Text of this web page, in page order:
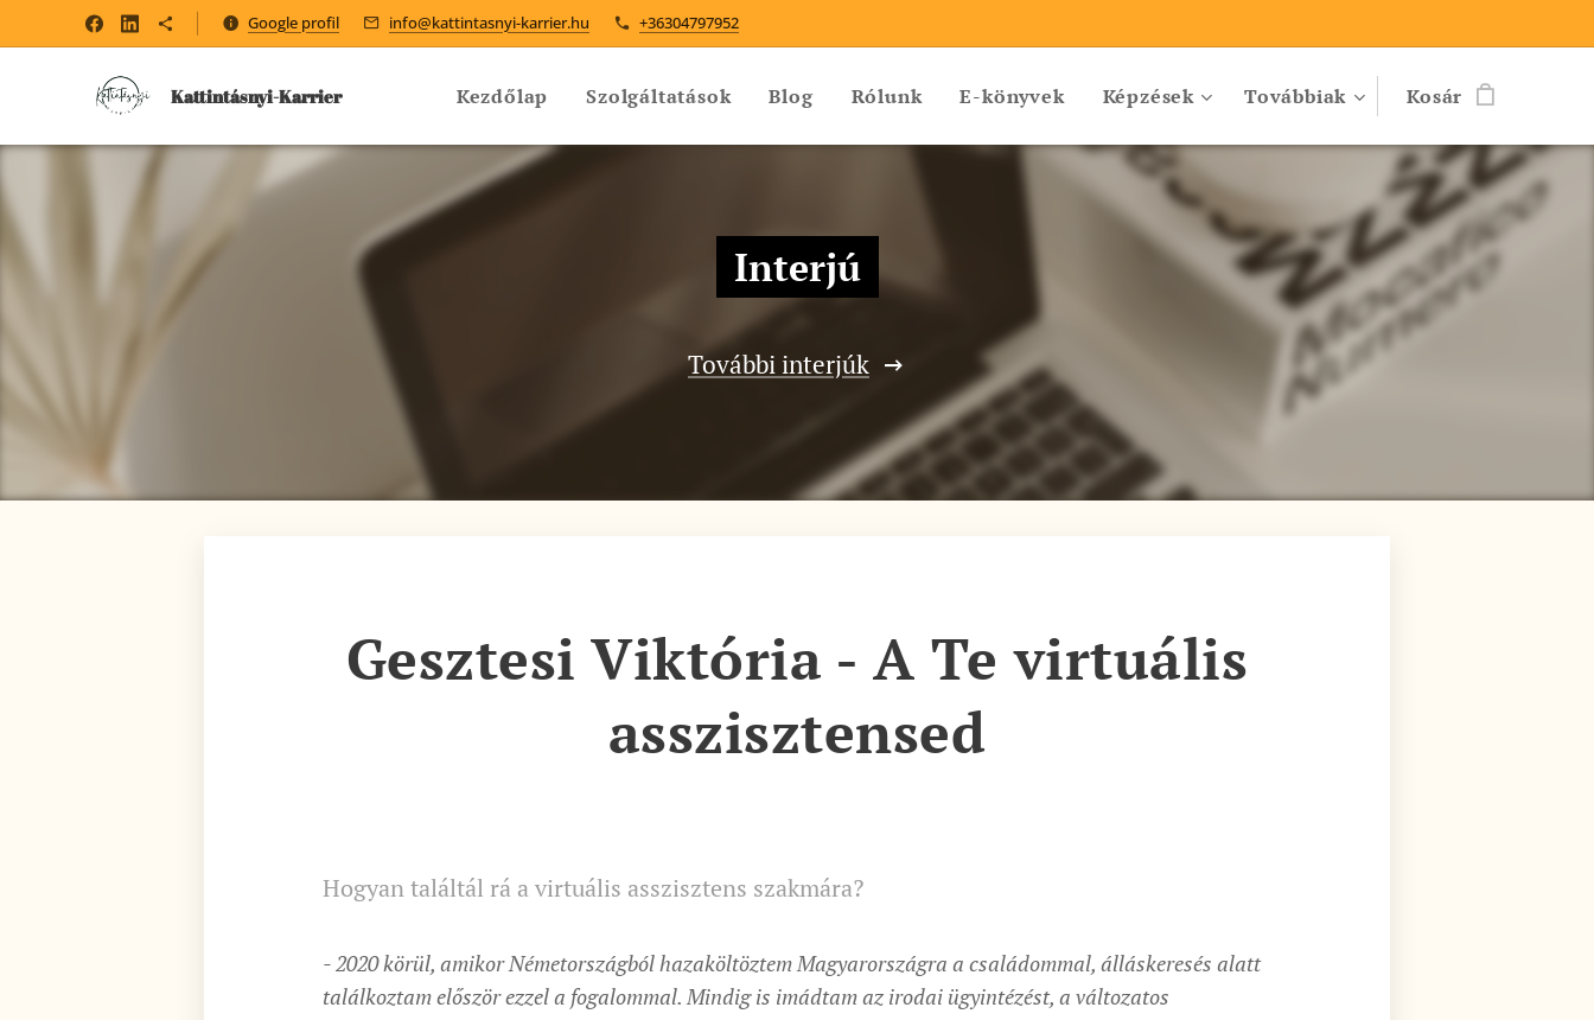
Google profil info@kattintasnyi-karrier.hu +36304797952
Kattintásnyi-Karrier Kezdőlap Szolgáltatások Blog Rólunk E-könyvek Képzések Továbbiak Kosár
Interjú
További interjúk
Gesztesi Viktória - A Te virtuális
asszisztensed
Hogyan találtál rá a virtuális asszisztens szakmára?
- 2020 körül, amikor Németországból hazaköltöztem Magyarországra a családommal, álláskeresés alatt
találkoztam először ezzel a fogalommal. Mindig is imádtam az irodai ügyintézést, a változatos